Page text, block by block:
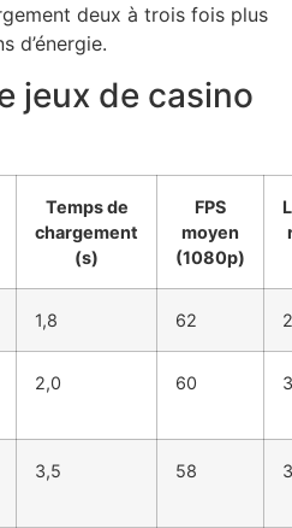
deux à trois fois plus
d’énergie.
jeux de casino
Temps de
chargement
(s)
FPS
moyen
(1080p)
1,8 62
2,0 60
3,5 58